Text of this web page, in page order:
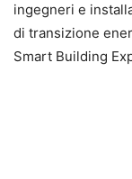
ingegneri e
di transizione
Smart Building